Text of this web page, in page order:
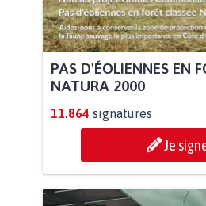
PAS D'ÉOLIENNES EN
NATURA 2000
11.864 signatures
Je